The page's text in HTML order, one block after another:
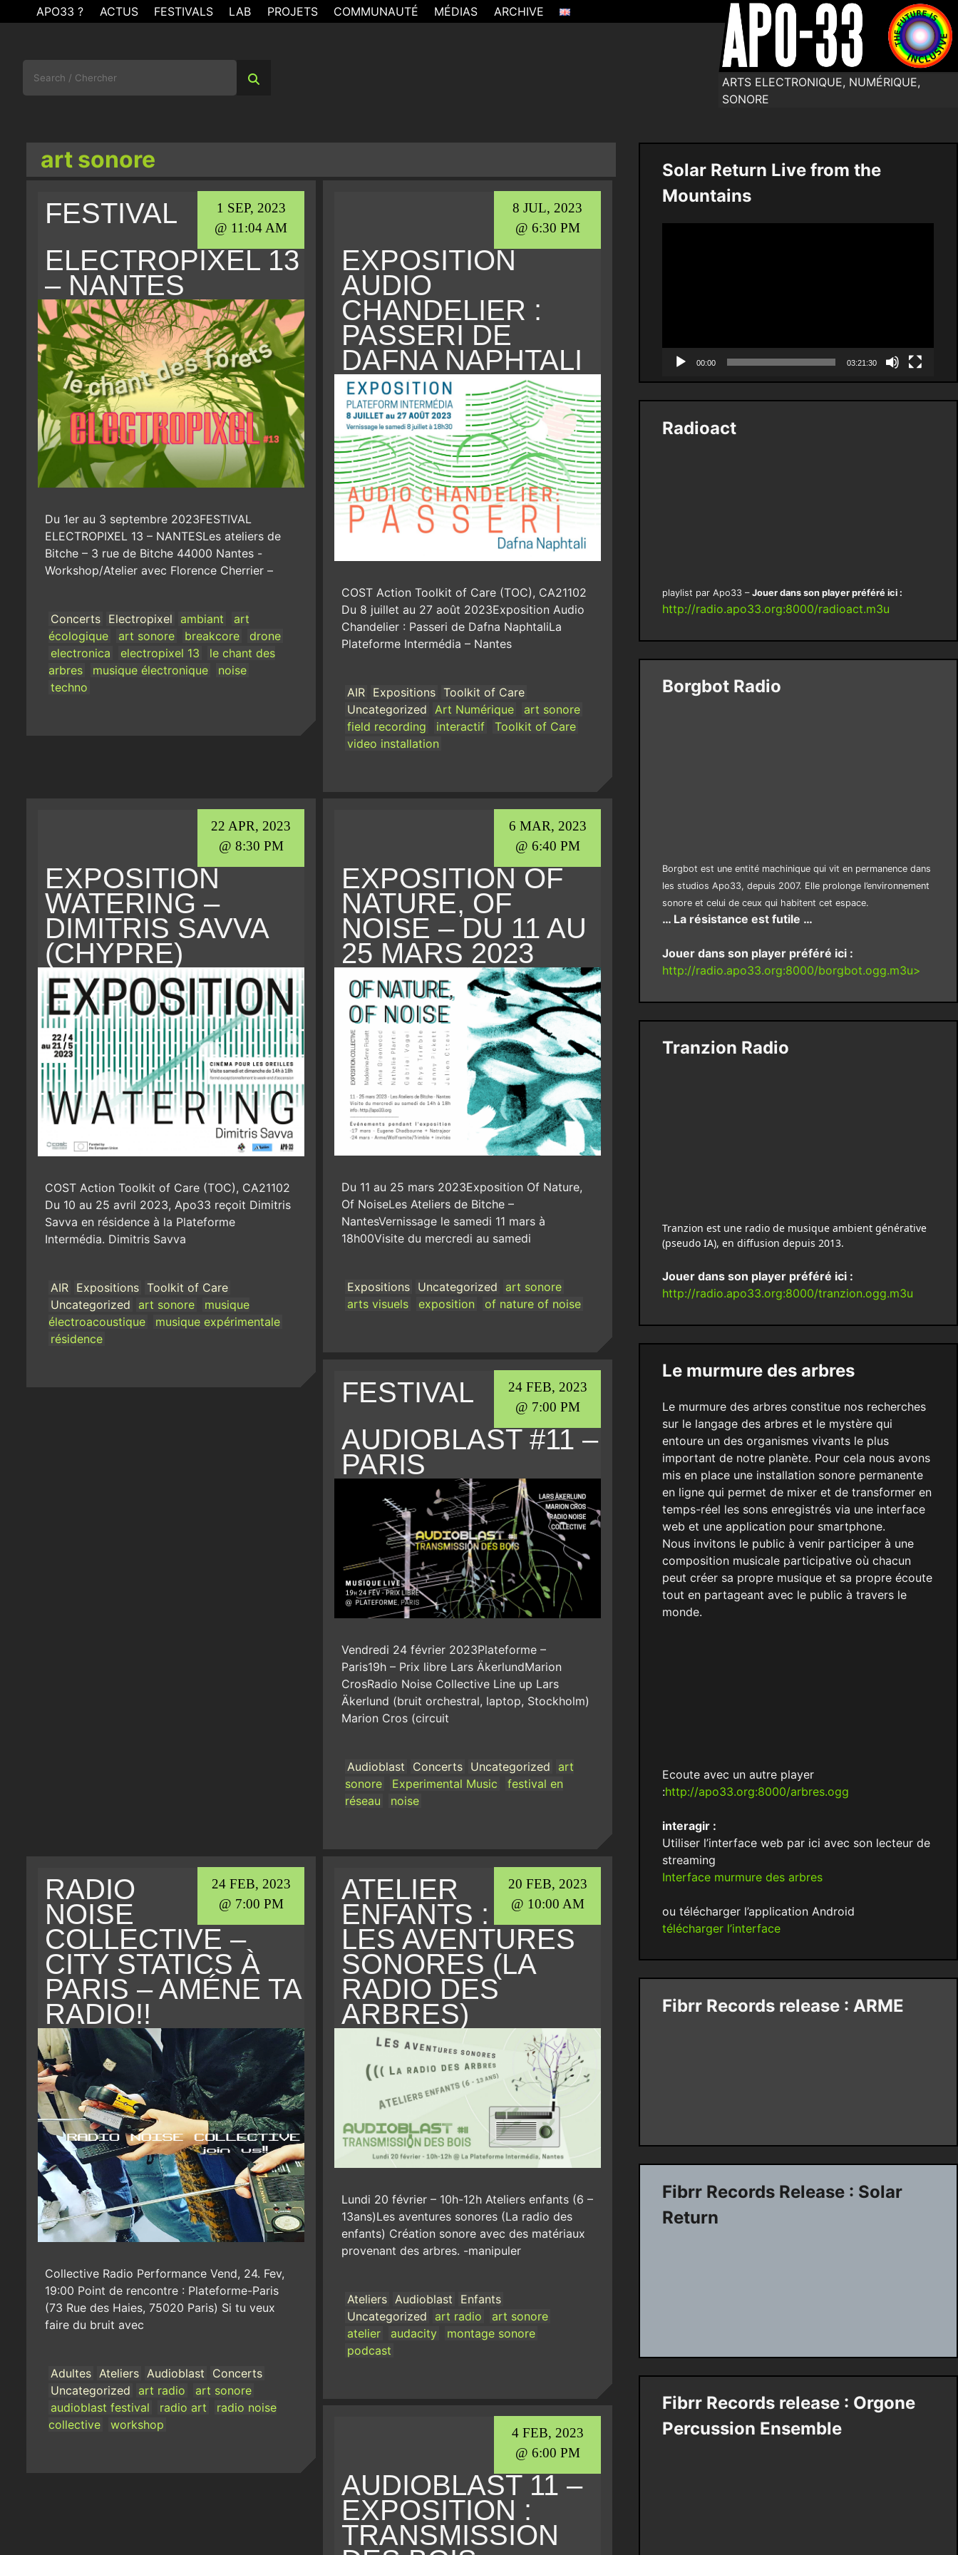
to
ARTS ELECTRONIQUE, NUMÉRIQUE,
SONORE
APO33 ? ACTUS FESTIVALS LAB PROJETS COMMUNAUTÉ MÉDIAS ARCHIVE
for:
art sonore
1 SEP, 2023
@ 11:04 AM
FESTIVAL
ELECTROPIXEL 13
– NANTES
Du 1er au 3 septembre 2023FESTIVAL
ELECTROPIXEL 13 – NANTESLes ateliers de
Bitche – 3 rue de Bitche 44000 Nantes -
Workshop/Atelier avec Florence Cherrier –
Concerts Electropixel ambiant
art
écologique
art sonore breakcore
drone
electronica
electropixel 13
le chant des
arbres
musique électronique
noise
techno
8 JUL, 2023
@ 6:30 PM
EXPOSITION
AUDIO
CHANDELIER :
PASSERI DE
DAFNA NAPHTALI
COST Action Toolkit of Care (TOC), CA21102
Du 8 juillet au 27 août 2023Exposition Audio
Chandelier : Passeri de Dafna NaphtaliLa
Plateforme Intermédia – Nantes
AIR Expositions Toolkit of Care
Uncategorized
Art Numérique
art sonore
field recording
interactif
Toolkit of Care
video installation
22 APR, 2023
@ 8:30 PM
EXPOSITION
WATERING –
DIMITRIS SAVVA
(CHYPRE)
COST Action Toolkit of Care (TOC), CA21102
Du 10 au 25 avril 2023, Apo33 reçoit Dimitris
Savva en résidence à la Plateforme
Intermédia. Dimitris Savva
AIR Expositions Toolkit of Care
Uncategorized
art sonore
musique
électroacoustique
musique expérimentale
résidence
6 MAR, 2023
@ 6:40 PM
EXPOSITION OF
NATURE, OF
NOISE – DU 11 AU
25 MARS 2023
Du 11 au 25 mars 2023Exposition Of Nature,
Of NoiseLes Ateliers de Bitche –
NantesVernissage le samedi 11 mars à
18h00Visite du mercredi au samedi
Expositions Uncategorized
art sonore
arts visuels
exposition of nature of noise
24 FEB, 2023
@ 7:00 PM
FESTIVAL
AUDIOBLAST #11 –
PARIS
Vendredi 24 février 2023Plateforme –
Paris19h – Prix libre Lars ÄkerlundMarion
CrosRadio Noise Collective Line up Lars
Äkerlund (bruit orchestral, laptop, Stockholm)
Marion Cros (circuit
Audioblast Concerts Uncategorized
art
sonore
Experimental Music
festival en
réseau
noise
24 FEB, 2023
@ 7:00 PM
RADIO
NOISE
COLLECTIVE –
CITY STATICS À
PARIS – AMÉNE TA
RADIO!!
Collective Radio Performance Vend, 24. Fev,
19:00 Point de rencontre : Plateforme-Paris
(73 Rue des Haies, 75020 Paris) Si tu veux
faire du bruit avec
Adultes Ateliers Audioblast
Concerts
Uncategorized
art radio
art sonore
audioblast festival
radio art
radio noise
collective
workshop
20 FEB, 2023
@ 10:00 AM
ATELIER
ENFANTS :
LES AVENTURES
SONORES (LA
RADIO DES
ARBRES)
Lundi 20 février – 10h-12h Ateliers enfants (6 –
13ans)Les aventures sonores (La radio des
enfants) Création sonore avec des matériaux
provenant des arbres. -manipuler
Ateliers Audioblast
Enfants
Uncategorized
art radio
art sonore
atelier
audacity
montage sonore
podcast
4 FEB, 2023
@ 6:00 PM
AUDIOBLAST 11 –
EXPOSITION :
TRANSMISSION
Solar Return Live from the
Mountains
00:00 03:21:30
Radioact
playlist par Apo33 –Jouer dans son player préféré ici :
http://radio.apo33.org:8000/radioact.m3u
Borgbot Radio
Borgbot est une entité machinique qui vit en permanence dans
les studios Apo33, depuis 2007. Elle prolonge l’environnement
sonore et celui de ceux qui habitent cet espace.
… La résistance est futile …
Jouer dans son player préféré ici :
http://radio.apo33.org:8000/borgbot.ogg.m3u>
Tranzion Radio
Tranzion est une radio de musique ambient générative
(pseudo IA), en diffusion depuis 2013.
Jouer dans son player préféré ici :
http://radio.apo33.org:8000/tranzion.ogg.m3u
Le murmure des arbres
Le murmure des arbres constitue nos recherches
sur le langage des arbres et le mystère qui
entoure un des organismes vivants le plus
important de notre planète. Pour cela nous avons
mis en place une installation sonore permanente
en ligne qui permet de mixer et de transformer en
temps-réel les sons enregistrés via une interface
web et une application pour smartphone.
Nous invitons le public à venir participer à une
composition musicale participative où chacun
peut créer sa propre musique et sa propre écoute
tout en partageant avec le public à travers le
monde.
Ecoute avec un autre player
:http://apo33.org:8000/arbres.ogg
interagir :
Utiliser l’interface web par ici avec son lecteur de
streaming
Interface murmure des arbres
ou télécharger l’application Android
télécharger l’interface
Fibrr Records release : ARME
Fibrr Records Release : Solar
Return
Fibrr Records release : Orgone
Percussion Ensemble